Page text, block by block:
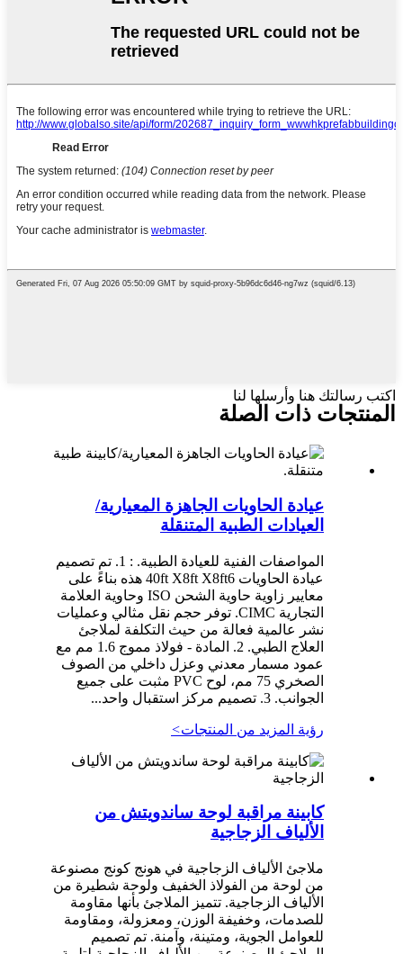
اكتب رسالتك هنا وأرسلها لنا
المنتجات ذات الصلة
عيادة الحاويات الجاهزة المعيارية/
العيادات الطبية المتنقلة
المواصفات الفنية للعيادة الطبية. : 1. تم تصميم
عيادة الحاويات 40ft X8ft X8ft6 هذه بناءً على
معايير زاوية حاوية الشحن ISO وحاوية العلامة
التجارية CIMC. توفر حجم نقل مثالي وعمليات
نشر عالمية فعالة من حيث التكلفة لملاجئ
العلاج الطبي. 2. المادة - فولاذ مموج 1.6 مم مع
عمود مسمار معدني وعزل داخلي من الصوف
الصخري 75 مم، لوح PVC مثبت على جميع
الجوانب. 3. تصميم مركز استقبال واحد...
رؤية المزيد من المنتجات>
كابينة مراقبة لوحة ساندويتش من
الألياف الزجاجية
ملاجئ الألياف الزجاجية في هونج كونج مصنوعة
من لوحة من الفولاذ الخفيف ولوحة شطيرة من
الألياف الزجاجية. تتميز الملاجئ بأنها مقاومة
للصدمات، وخفيفة الوزن، ومعزولة، ومقاومة
للعوامل الجوية، ومتينة، وآمنة. تم تصميم